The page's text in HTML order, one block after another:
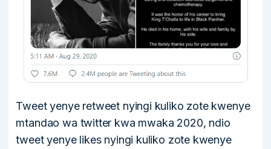
Tweet yenye retweet nyingi kuliko zote kwenye
mtandao wa twitter kwa mwaka 2020, ndio
tweet yenye likes nyingi kuliko zote kwenye